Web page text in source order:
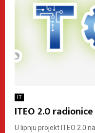
IT
ITEO 2.0
U lipnju projekt ITEO 2.0